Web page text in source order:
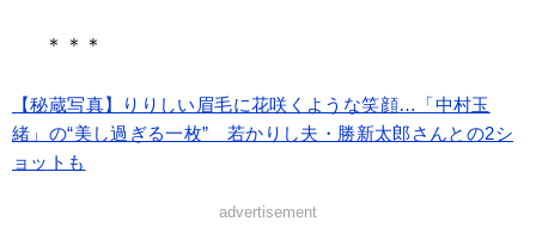
＊＊＊
【秘蔵写真】りりしい眉毛に花咲くような笑顔…「中村玉
緒」の“美し過ぎる一枚” 若かりし夫・勝新太郎さんとの2シ
ョットも
advertisement